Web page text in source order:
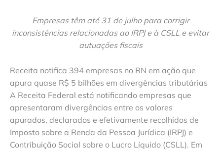
Empresas têm até 31 de julho para corrigir
inconsistências relacionadas ao IRPJ e à CSLL e evitar
autuações fiscais
Receita notifica 394 empresas no RN em ação que
apura quase R$ 5 bilhões em divergências tributárias
A Receita Federal está notificando empresas que
apresentaram divergências entre os valores
apurados, declarados e efetivamente recolhidos de
Imposto sobre a Renda da Pessoa Jurídica (IRPJ) e
Contribuição Social sobre o Lucro Líquido (CSLL). Em